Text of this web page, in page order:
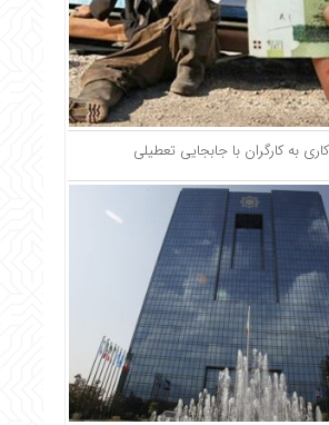
به کارگران با جابجایی تعطیلی